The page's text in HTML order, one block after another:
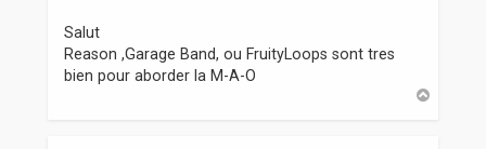
s
a
g
Salut
Reason ,Garage Band, ou FruityLoops sont tres
bien pour aborder la M-A-O